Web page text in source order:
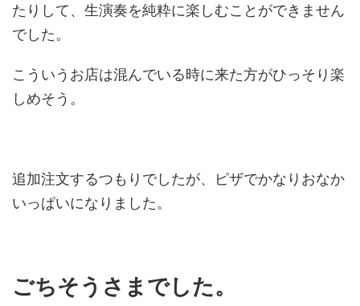
たりして、生演奏を純粋に楽しむことができません
でした。
こういうお店は混んでいる時に来た方がひっそり楽
しめそう。
追加注文するつもりでしたが、ピザでかなりおなか
いっぱいになりました。
ごちそうさまでした。